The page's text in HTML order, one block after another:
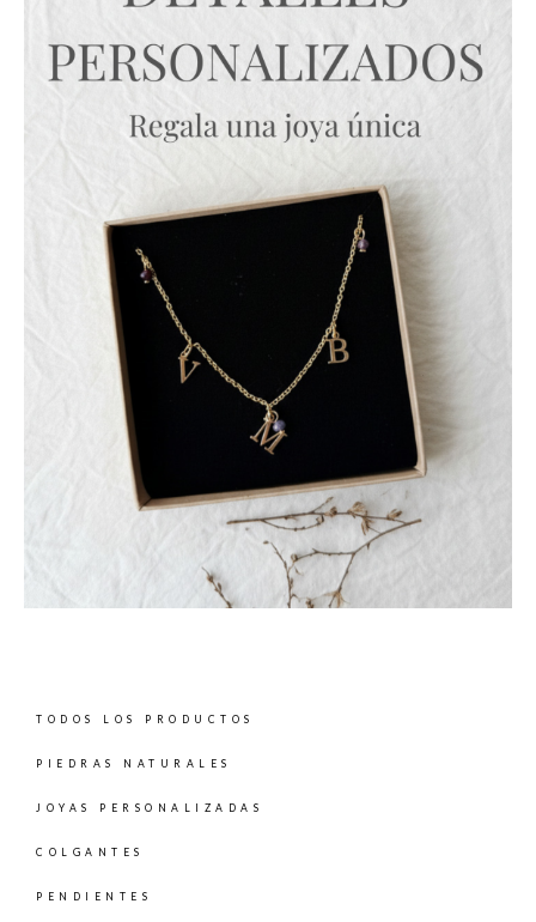
TODOS LOS PRODUCTOS
PIEDRAS NATURALES
JOYAS PERSONALIZADAS
COLGANTES
PENDIENTES